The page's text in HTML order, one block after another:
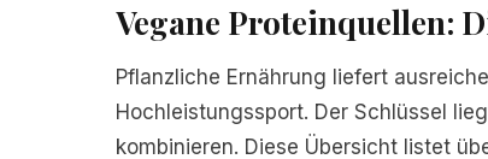
Vegane Proteinquellen:
Pflanzliche Ernährung liefert
Hochleistungssport. Der Schlüssel
kombinieren. Diese Übersicht listet